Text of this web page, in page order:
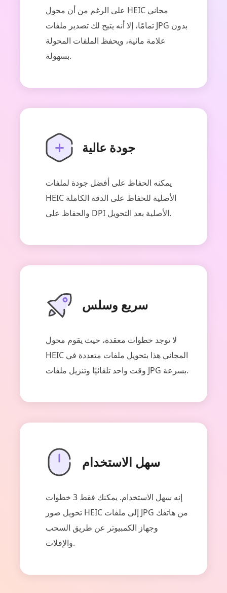
على الرغم من أن محول HEIC مجاني
تمامًا، إلا أنه يتيح لك تصدير ملفات JPG بدون
علامة مائية، ويحفظ الملفات المحولة
بسهولة.
جودة عالية
يمكنه الحفاظ على أفضل جودة لملفات
HEIC الأصلية للحفاظ على الدقة الكاملة
والحفاظ على DPI الأصلية بعد التحويل.
سريع وسلس
لا توجد خطوات معقدة، حيث يقوم محول
HEIC المجاني هذا بتحويل ملفات متعددة في
وقت واحد تلقائيًا وتنزيل ملفات JPG بسرعة.
سهل الاستخدام
إنه سهل الاستخدام. يمكنك فقط 3 خطوات
تحويل صور HEIC إلى ملفات JPG من هاتفك
وجهاز الكمبيوتر عن طريق السحب
والإفلات.